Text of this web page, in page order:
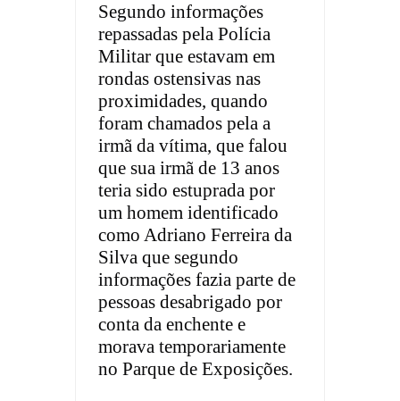
Segundo informações
repassadas pela Polícia
Militar que estavam em
rondas ostensivas nas
proximidades, quando
foram chamados pela a
irmã da vítima, que falou
que sua irmã de 13 anos
teria sido estuprada por
um homem identificado
como Adriano Ferreira da
Silva que segundo
informações fazia parte de
pessoas desabrigado por
conta da enchente e
morava temporariamente
no Parque de Exposições.